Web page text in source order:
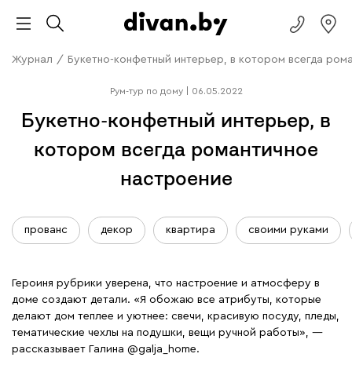
Журнал / Букетно-конфетный интерьер, в котором всегда
Рум-тур по дому| 06.05.2022
Букетно-конфетный интерьер, в
котором всегда романтичное
настроение
прованс декор квартира своими руками
Героиня рубрики уверена, что настроение и атмосферу в
доме создают детали. «Я обожаю все атрибуты, которые
делают дом теплее и уютнее: свечи, красивую посуду, пледы,
тематические чехлы на подушки, вещи ручной работы», —
рассказывает Галина @galja_home.